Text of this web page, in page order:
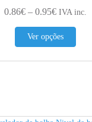
0.86€ – 0.95€Price
IVA inc.
Ver opções
This